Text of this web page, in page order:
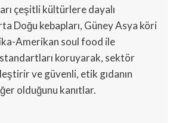
çeşitli kültürlere dayalı
Doğu kebapları, Güney Asya köri
Amerikan soul food ile
koruyarak, sektör
ve güvenli, etik gıdanın
olduğunu kanıtlar.